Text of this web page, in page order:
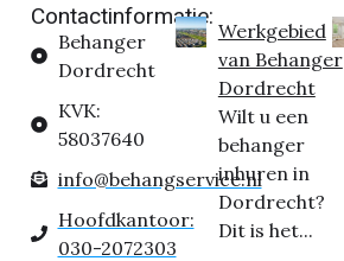
Contactinformatie:
Behanger
Dordrecht
KVK:
58037640
info@behangservice.nl
Hoofdkantoor:
030-2072303
Werkgebied
van Behanger
Dordrecht
Wilt u een
behanger
inhuren in
Dordrecht?
Dit is het...